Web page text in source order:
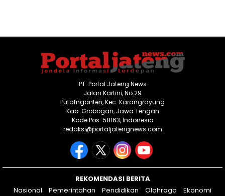
PT. Portal Jateng News
Jalan Kartini, No.29
Putatnganten, Kec. Karangrayung
Kab. Grobogan, Jawa Tengah
Kode Pos: 58163, Indonesia
redaksi@portaljatengnews.com
REKOMENDASI BERITA
Nasional
Pemerintahan Pendidikan Olahraga
Ekonomi